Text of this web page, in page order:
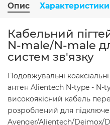
Опис Характеристики
Кабельний
N-male/N-male
систем зв'язку
Подовжувальні
антен Alientech N-type - N-
високоякісний кабель
розроблений для
Avenger/Alientech/Deimox/